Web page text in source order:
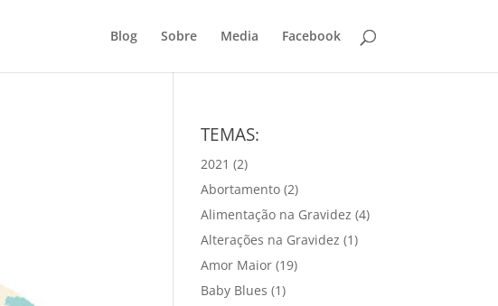
Blog Sobre Media Facebook
TEMAS:
2021 (2)
Abortamento (2)
Alimentação na Gravidez (4)
Alterações na Gravidez (1)
Amor Maior (19)
Baby Blues (1)